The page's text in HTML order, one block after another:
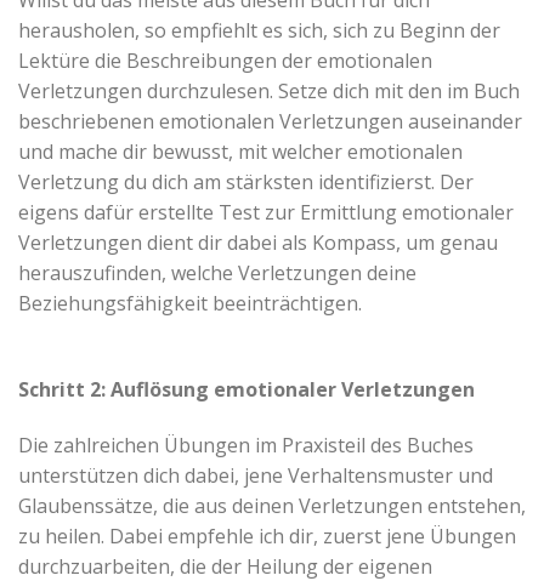
herausholen, so empfiehlt es sich, sich zu Beginn der
Lektüre die Beschreibungen der emotionalen
Verletzungen durchzulesen. Setze dich mit den im Buch
beschriebenen emotionalen Verletzungen auseinander
und mache dir bewusst, mit welcher emotionalen
Verletzung du dich am stärksten identifizierst. Der
eigens dafür erstellte Test zur Ermittlung emotionaler
Verletzungen dient dir dabei als Kompass, um genau
herauszufinden, welche Verletzungen deine
Beziehungsfähigkeit beeinträchtigen.
Schritt 2: Auflösung emotionaler Verletzungen
Die zahlreichen Übungen im Praxisteil des Buches
unterstützen dich dabei, jene Verhaltensmuster und
Glaubenssätze, die aus deinen Verletzungen entstehen,
zu heilen. Dabei empfehle ich dir, zuerst jene Übungen
durchzuarbeiten, die der Heilung der eigenen